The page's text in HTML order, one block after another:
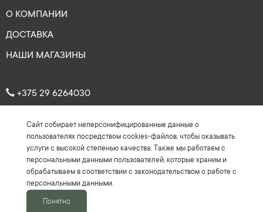
О КОМПАНИИ
ДОСТАВКА
НАШИ МАГАЗИНЫ
+375 29 6264030
Рейтинг: 4.7 ★ ★★ ★★
(На основе более 150 отзывов)
Сайт собирает неперсонифицированные данные о
пользователях посредством cookies-файлов, чтобы оказывать
услуги с высокой степенью качества. Также мы работаем с
персональными данными пользователей, которые храним и
обрабатываем в соответствии с законодательством о работе с
персональными данными.
Понятно